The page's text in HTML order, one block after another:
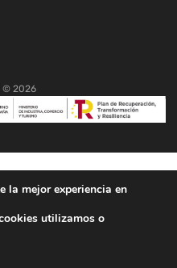
© 2026
la mejor experiencia en
utilizamos o